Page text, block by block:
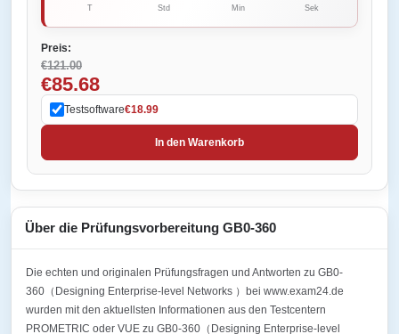
T Std Min Sek
Preis:
€121.00
€85.68
Testsoftware€18.99
In den Warenkorb
Über die Prüfungsvorbereitung GB0-360
Die echten und originalen Prüfungsfragen und Antworten zu GB0-
360（Designing Enterprise-level Networks ）bei www.exam24.de
wurden mit den aktuellsten Informationen aus den Testcentern
PROMETRIC oder VUE zu GB0-360（Designing Enterprise-level